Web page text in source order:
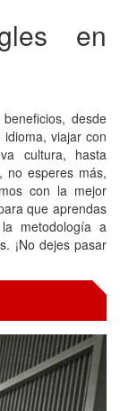
en
desde
viajar con
cultura, hasta
no esperes más,
con la mejor
que aprendas
metodología a
¡No dejes pasar